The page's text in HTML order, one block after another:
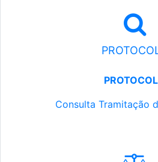
Consulta Tramitação